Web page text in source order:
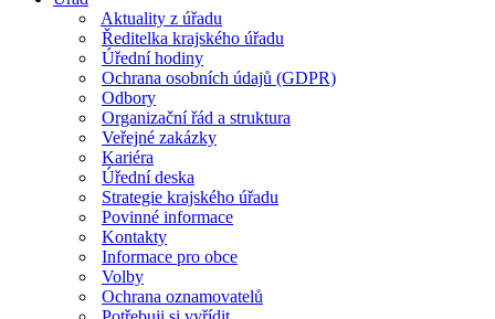
Aktuality z úřadu
Ředitelka krajského úřadu
Úřední hodiny
Ochrana osobních údajů (GDPR)
Odbory
Organizační řád a struktura
Veřejné zakázky
Kariéra
Úřední deska
Strategie krajského úřadu
Povinné informace
Kontakty
Informace pro obce
Volby
Ochrana oznamovatelů